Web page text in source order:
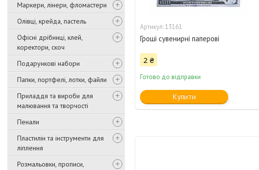
Маркери, лінери, фломастери
Олівці, крейда, пастель
Офісні дрібниці, клей,
коректори, скоч
Подарункові набори
Папки, портфелі, лотки, файли
Приладдя та вироби для
малювання та творчості
Пенали
Пластилін та інструменти для
ліплення
Розмальовки, прописи,
13161
Гроші сувенирні паперові
2 ₴
Готово до відправки
Купити